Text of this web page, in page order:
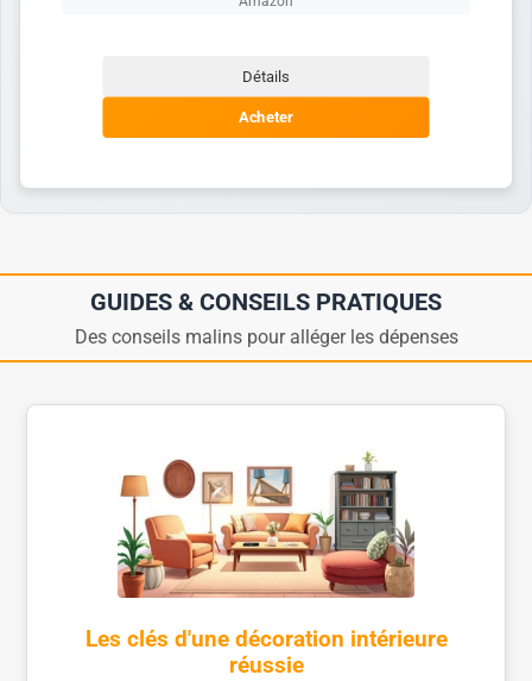
Détails
Acheter
GUIDES & CONSEILS PRATIQUES
Des conseils malins pour alléger les dépenses
Les clés d'une décoration intérieure
réussie